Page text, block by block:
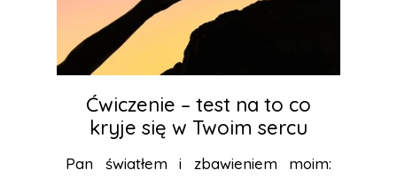
Ćwiczenie – test na to co
kryje się w Twoim sercu
Pan światłem i zbawieniem moim: